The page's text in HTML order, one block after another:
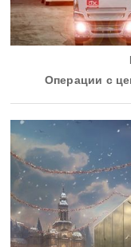
Операции с